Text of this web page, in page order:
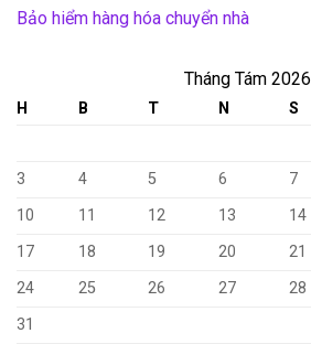
Bảo hiểm hàng hóa chuyển nhà
Tháng Tám 2026
H B T N S
3
4 5 6 7
10
11 12 13 14
17
18 19 20 21
24
25 26 27 28
31